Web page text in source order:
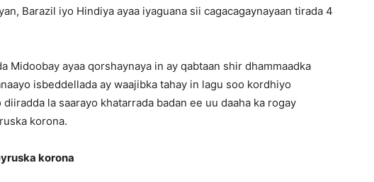
Barazil iyo Hindiya ayaa iyaguana sii cagacagaynayaan tirada 4
Midoobay ayaa qorshaynaya in ay qabtaan shir dhammaadka
isbeddellada ay waajibka tahay in lagu soo kordhiyo
la saarayo khatarrada badan ee uu daaha ka rogay
korona.
korona